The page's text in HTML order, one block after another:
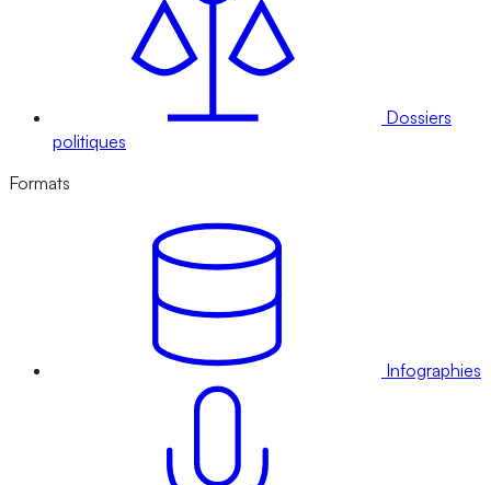
Dossiers
politiques
Formats
Infographies